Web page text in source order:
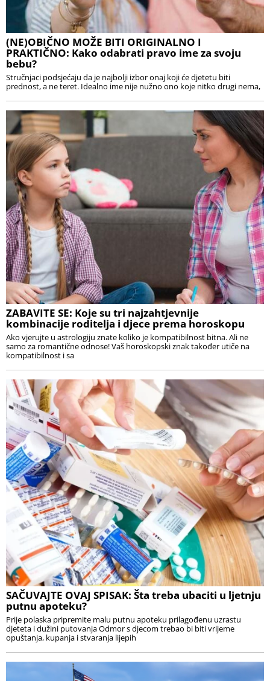
(NE)OBIČNO MOŽE BITI ORIGINALNO I
PRAKTIČNO: Kako odabrati pravo ime za svoju
bebu?
Stručnjaci podsjećaju da je najbolji izbor onaj koji će djetetu biti
prednost, a ne teret. Idealno ime nije nužno ono koje nitko drugi nema,
ZABAVITE SE: Koje su tri najzahtjevnije
kombinacije roditelja i djece prema horoskopu
Ako vjerujte u astrologiju znate koliko je kompatibilnost bitna. Ali ne
samo za romantične odnose! Vaš horoskopski znak također utiče na
kompatibilnost i sa
SAČUVAJTE OVAJ SPISAK: Šta treba ubaciti u ljetnju
putnu apoteku?
Prije polaska pripremite malu putnu apoteku prilagođenu uzrastu
djeteta i dužini putovanja Odmor s djecom trebao bi biti vrijeme
opuštanja, kupanja i stvaranja lijepih